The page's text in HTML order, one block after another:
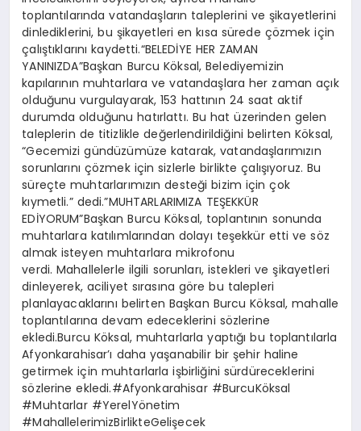
toplantılarında vatandaşların taleplerini ve şikayetlerini
dinlediklerini, bu şikayetleri en kısa sürede çözmek için
çalıştıklarını kaydetti.“BELEDİYE HER ZAMAN
YANINIZDA”Başkan Burcu Köksal, Belediyemizin
kapılarının muhtarlara ve vatandaşlara her zaman açık
olduğunu vurgulayarak, 153 hattının 24 saat aktif
durumda olduğunu hatırlattı. Bu hat üzerinden gelen
taleplerin de titizlikle değerlendirildiğini belirten Köksal,
“Gecemizi gündüzümüze katarak, vatandaşlarımızın
sorunlarını çözmek için sizlerle birlikte çalışıyoruz. Bu
süreçte muhtarlarımızın desteği bizim için çok
kıymetli.” dedi.”MUHTARLARIMIZA TEŞEKKÜR
EDİYORUM”Başkan Burcu Köksal, toplantının sonunda
muhtarlara katılımlarından dolayı teşekkür etti ve söz
almak isteyen muhtarlara mikrofonu
verdi. Mahallelerle ilgili sorunları, istekleri ve şikayetleri
dinleyerek, aciliyet sırasına göre bu talepleri
planlayacaklarını belirten Başkan Burcu Köksal, mahalle
toplantılarına devam edeceklerini sözlerine
ekledi.Burcu Köksal, muhtarlarla yaptığı bu toplantılarla
Afyonkarahisar’ı daha yaşanabilir bir şehir haline
getirmek için muhtarlarla işbirliğini sürdüreceklerini
sözlerine ekledi.#Afyonkarahisar #BurcuKöksal
#Muhtarlar #YerelYönetim
#MahallelerimizBirlikteGelişecek